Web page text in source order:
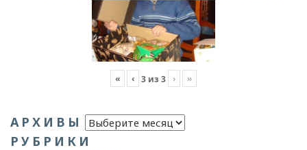
« ‹ 3 из 3 › »
АРХИВЫ Архивы
РУБРИКИ